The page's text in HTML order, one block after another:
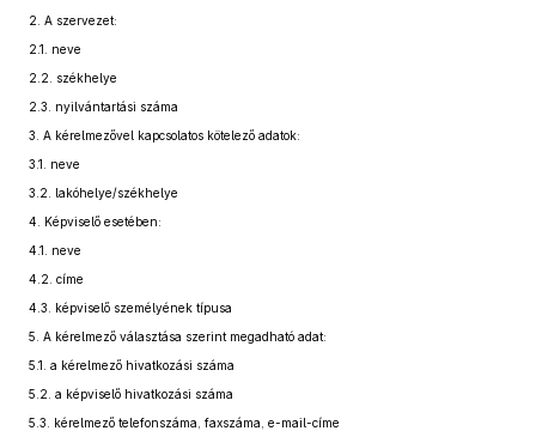
2. A szervezet:
2.1.
neve
2.2.
székhelye
2.3.
nyilvántartási száma
3. A kérelmezővel kapcsolatos kötelező adatok:
3.1.
neve
3.2.
lakóhelye/székhelye
4.
Képviselő esetében:
4.1.
neve
4.2. címe
4.3.
képviselő személyének típusa
5. A kérelmező választása szerint megadható adat:
5.1. a kérelmező hivatkozási száma
5.2. a képviselő hivatkozási száma
5.3.
kérelmező telefonszáma, faxszáma, e-mail-címe